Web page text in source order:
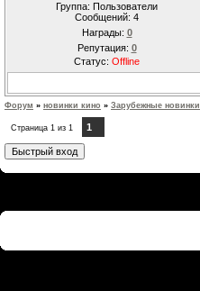
Группа: Пользователи
Сообщений: 4
Награды: 0
Репутация: 0
Статус: Offline
Форум » новинки кино » Зарубежные новинки
Страница 1 из 1 1